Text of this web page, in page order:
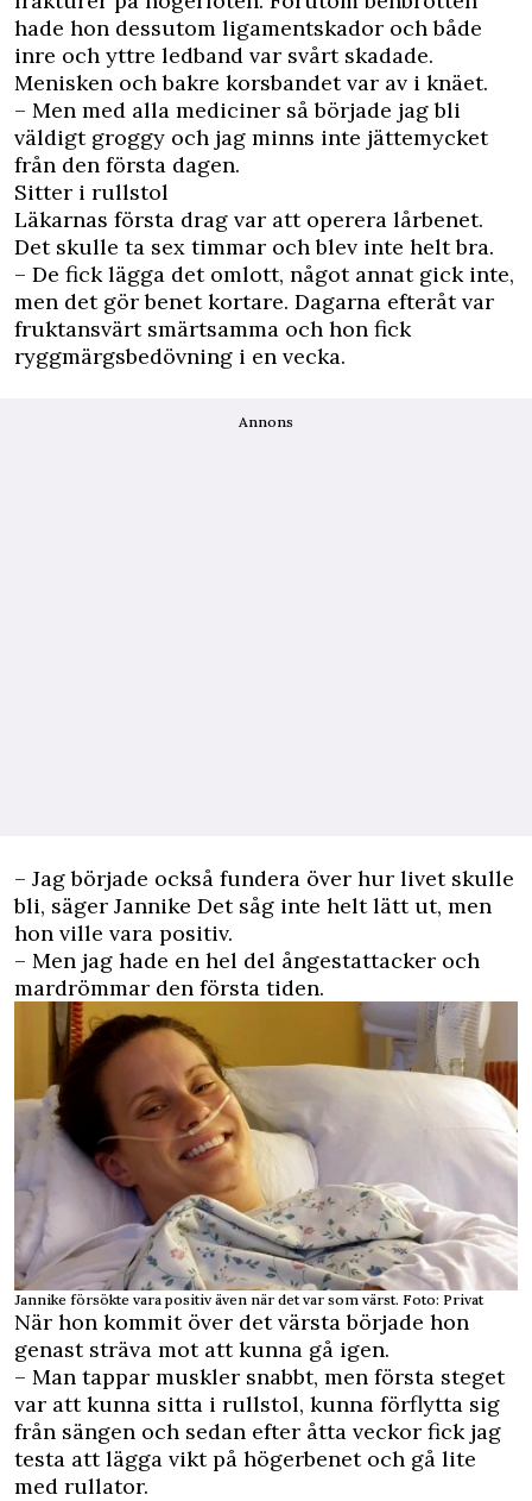
hade hon dessutom ligamentskador och både
inre och yttre ledband var svårt skadade.
Menisken och bakre korsbandet var av i knäet.
– Men med alla mediciner så började jag bli
väldigt groggy och jag minns inte jättemycket
från den första dagen.
Sitter i rullstol
Läkarnas första drag var att operera lårbenet.
Det skulle ta sex timmar och blev inte helt bra.
– De fick lägga det omlott, något annat gick inte,
men det gör benet kortare. Dagarna efteråt var
fruktansvärt smärtsamma och hon fick
ryggmärgsbedövning i en vecka.
Annons
– Jag började också fundera över hur livet skulle
bli, säger Jannike Det såg inte helt lätt ut, men
hon ville vara positiv.
– Men jag hade en hel del ångestattacker och
mardrömmar den första tiden.
Jannike försökte vara positiv även när det var som värst. Foto: Privat
När hon kommit över det värsta började hon
genast sträva mot att kunna gå igen.
– Man tappar muskler snabbt, men första steget
var att kunna sitta i rullstol, kunna förflytta sig
från sängen och sedan efter åtta veckor fick jag
testa att lägga vikt på högerbenet och gå lite
med rullator.